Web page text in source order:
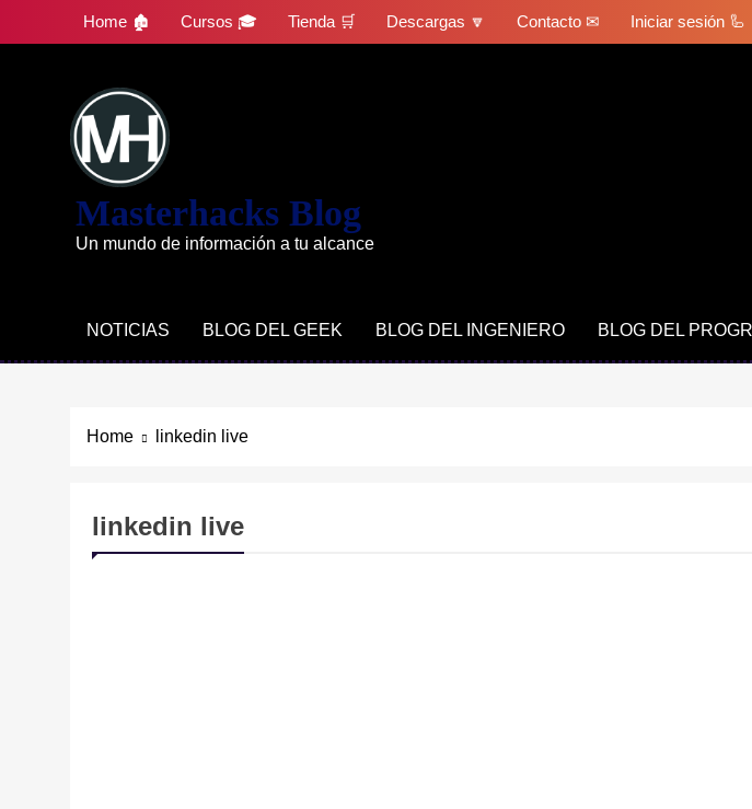
Home 🏚 Cursos 🎓 Tienda 🛒 Descargas 🔽 Contacto ✉ Iniciar sesión 🦾
Masterhacks Blog
Un mundo de información a tu alcance
NOTICIAS BLOG DEL GEEK BLOG DEL INGENIERO BLOG DEL
Home linkedin live
linkedin live